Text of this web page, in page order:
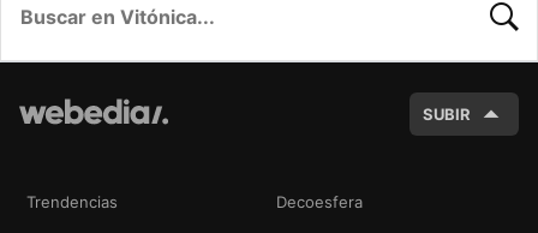
SUBIR
Trendencias Decoesfera